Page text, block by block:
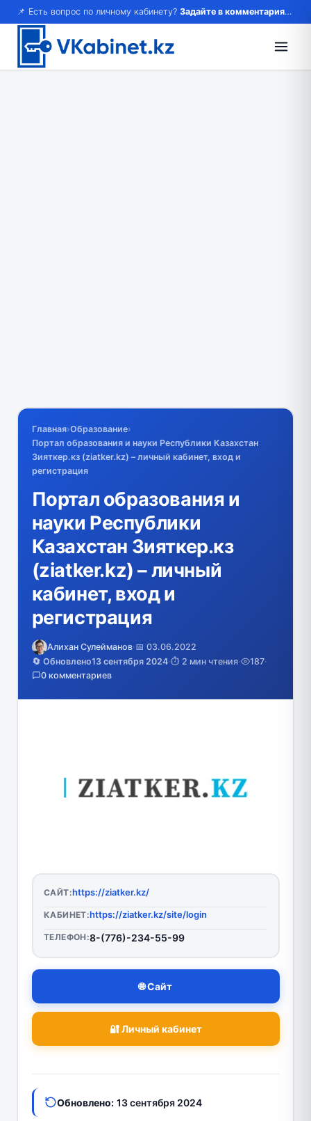
📌 Есть вопрос по личному кабинету? Задайте в комментариях — ответим!
Главная›Образование›
Портал образования и науки Республики Казахстан
Зияткер.кз (ziatker.kz) – личный кабинет, вход и
регистрация
Портал образования и
науки Республики
Казахстан Зияткер.кз
(ziatker.kz) – личный
кабинет, вход и
регистрация
Алихан Сулейманов·📅 03.06.2022
🔄 Обновлено13 сентября 2024·⏱️ 2 мин чтения· 187·
0 комментариев
САЙТ:https://ziatker.kz/
КАБИНЕТ:https://ziatker.kz/site/login
ТЕЛЕФОН:8-(776)-234-55-99
🌐 Сайт
🔐 Личный кабинет
Обновлено: 13 сентября 2024